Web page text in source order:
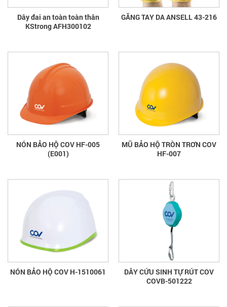
Dây đai an toàn toàn thân
KStrong AFH300102
GĂNG TAY DA ANSELL 43-216
NÓN BẢO HỘ COV HF-005
(E001)
MŨ BẢO HỘ TRÒN TRƠN COV
HF-007
NÓN BẢO HỘ COV H-1510061
DÂY CỨU SINH TỰ RÚT COV
COVB-501222